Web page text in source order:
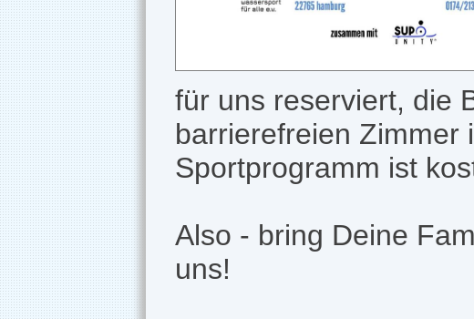
für uns reserviert, die
barrierefreien Zimmer
Sportprogramm ist
Also - bring Deine
uns!